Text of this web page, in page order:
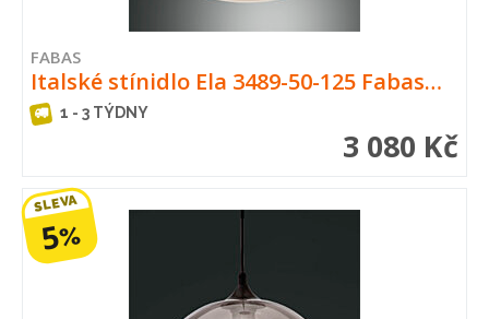
FABAS
Italské stínidlo Ela 3489-50-125 Fabas…
1 - 3 TÝDNY
3 080 Kč
SLEVA
5%